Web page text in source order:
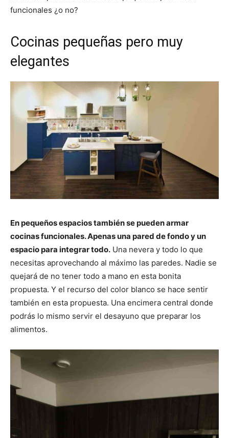
funcionales ¿o no?
Cocinas pequeñas pero muy
elegantes
En pequeños espacios también se pueden armar
cocinas funcionales. Apenas una pared de fondo y un
espacio para integrar todo. Una nevera y todo lo que
necesitas aprovechando al máximo las paredes. Nadie se
quejará de no tener todo a mano en esta bonita
propuesta. Y el recurso del color blanco se hace sentir
también en esta propuesta. Una encimera central donde
podrás lo mismo servir el desayuno que preparar los
alimentos.